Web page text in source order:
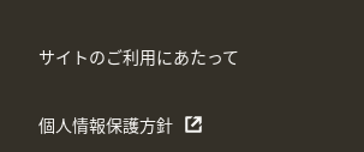
サイトのご利用にあたって
個人情報保護方針